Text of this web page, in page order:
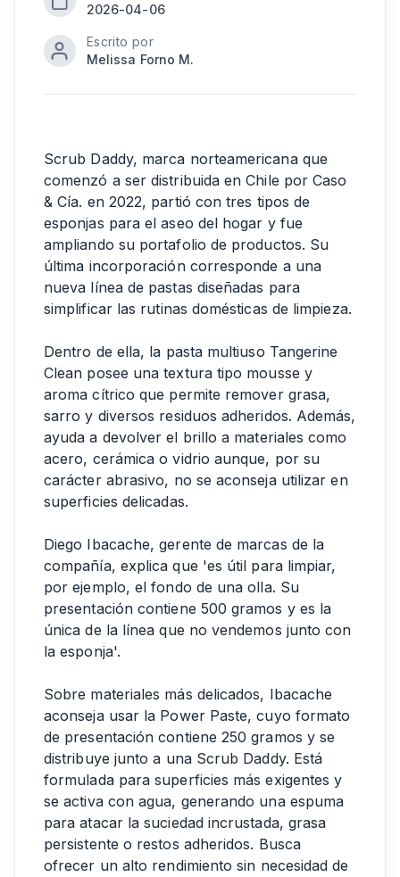
2026-04-06
Escrito por
Melissa Forno M.
Scrub Daddy, marca norteamericana que
comenzó a ser distribuida en Chile por Caso
& Cía. en 2022, partió con tres tipos de
esponjas para el aseo del hogar y fue
ampliando su portafolio de productos. Su
última incorporación corresponde a una
nueva línea de pastas diseñadas para
simplificar las rutinas domésticas de limpieza.
Dentro de ella, la pasta multiuso Tangerine
Clean posee una textura tipo mousse y
aroma cítrico que permite remover grasa,
sarro y diversos residuos adheridos. Además,
ayuda a devolver el brillo a materiales como
acero, cerámica o vidrio aunque, por su
carácter abrasivo, no se aconseja utilizar en
superficies delicadas.
Diego Ibacache, gerente de marcas de la
compañía, explica que 'es útil para limpiar,
por ejemplo, el fondo de una olla. Su
presentación contiene 500 gramos y es la
única de la línea que no vendemos junto con
la esponja'.
Sobre materiales más delicados, Ibacache
aconseja usar la Power Paste, cuyo formato
de presentación contiene 250 gramos y se
distribuye junto a una Scrub Daddy. Está
formulada para superficies más exigentes y
se activa con agua, generando una espuma
para atacar la suciedad incrustada, grasa
persistente o restos adheridos. Busca
ofrecer un alto rendimiento sin necesidad de